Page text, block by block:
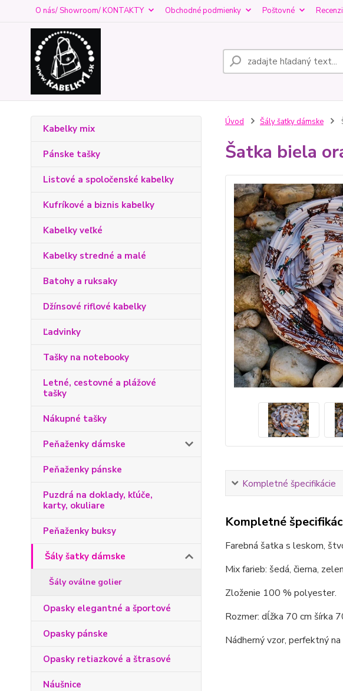
O nás/ Showroom/ KONTAKTY Obchodné podmienky Poštovné
Kabelky mix
Pánske tašky
Listové a spoločenské kabelky
Kufríkové a biznis kabelky
Kabelky veľké
Kabelky stredné a malé
Batohy a ruksaky
Džínsové riflové kabelky
Ľadvinky
Tašky na notebooky
Letné, cestovné a plážové
tašky
Nákupné tašky
Peňaženky dámske
Peňaženky pánske
Puzdrá na doklady, kľúče,
karty, okuliare
Peňaženky buksy
Šály šatky dámske
Šály oválne golier
Opasky elegantné a športové
Opasky pánske
Opasky retiazkové a štrasové
Náušnice
Úvod Šály šatky dámske
Šatka biela
Kompletné špecifikácie
Kompletné
Farebná šatka s leskom,
Mix farieb: šedá, čierna,
Zloženie 100 % polyester.
Rozmer: dĺžka 70 cm šírka
Nádherný vzor, perfektný